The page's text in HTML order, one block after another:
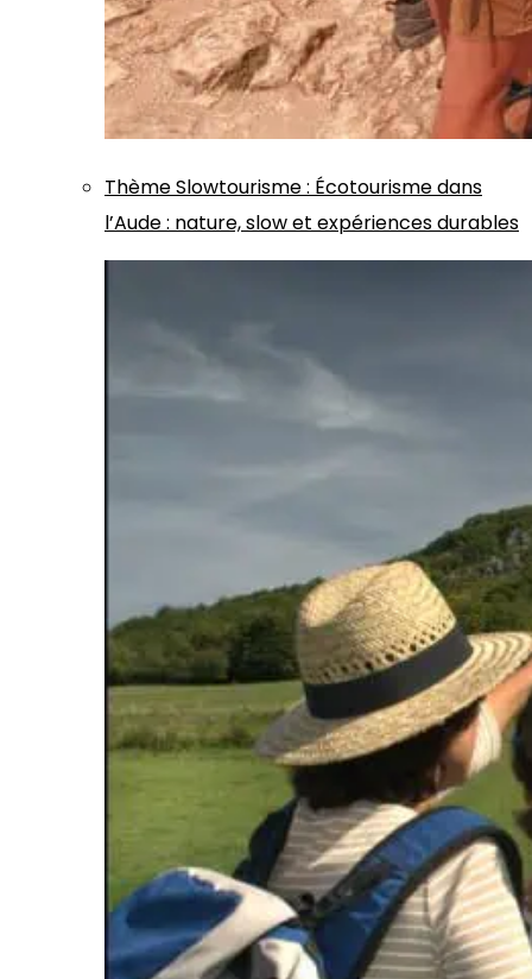
ThèmeSlowtourisme: Écotourisme dans
l’Aude : nature, slow et expériences durables